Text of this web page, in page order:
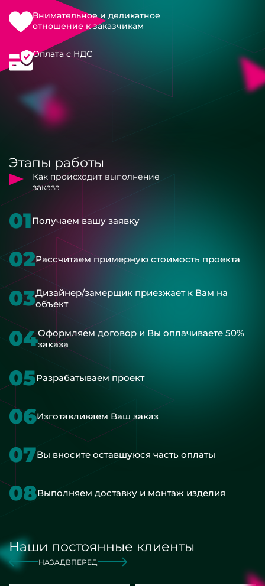
Внимательное и деликатное
отношение к заказчикам
Оплата с НДС
Этапы работы
Как происходит выполнение
заказа
01Получаем вашу заявку
02Рассчитаем примерную стоимость проекта
03Дизайнер/замерщик приезжает к Вам на
объект
04Оформляем договор и Вы оплачиваете 50%
заказа
05Разрабатываем проект
06Изготавливаем Ваш заказ
07Вы вносите оставшуюся часть оплаты
08Выполняем доставку и монтаж изделия
Наши постоянные клиенты
НАЗАД ВПЕРЕД